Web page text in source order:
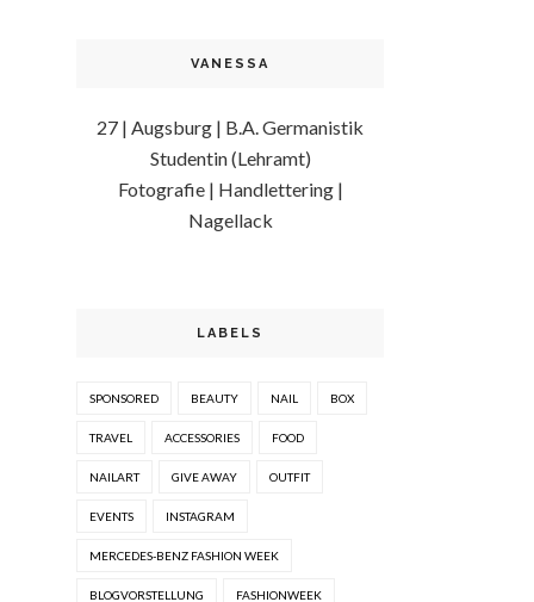
VANESSA
27 | Augsburg | B.A. Germanistik
Studentin (Lehramt)
Fotografie | Handlettering |
Nagellack
LABELS
SPONSORED BEAUTY NAIL BOX
TRAVEL ACCESSORIES FOOD
NAILART GIVE AWAY OUTFIT
EVENTS INSTAGRAM
MERCEDES-BENZ FASHION WEEK
BLOGVORSTELLUNG FASHIONWEEK